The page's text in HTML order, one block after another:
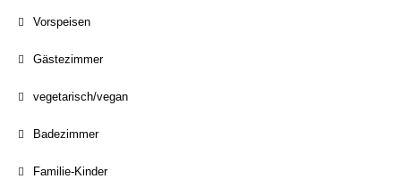
Vorspeisen
Gästezimmer
vegetarisch/vegan
Badezimmer
Familie-Kinder